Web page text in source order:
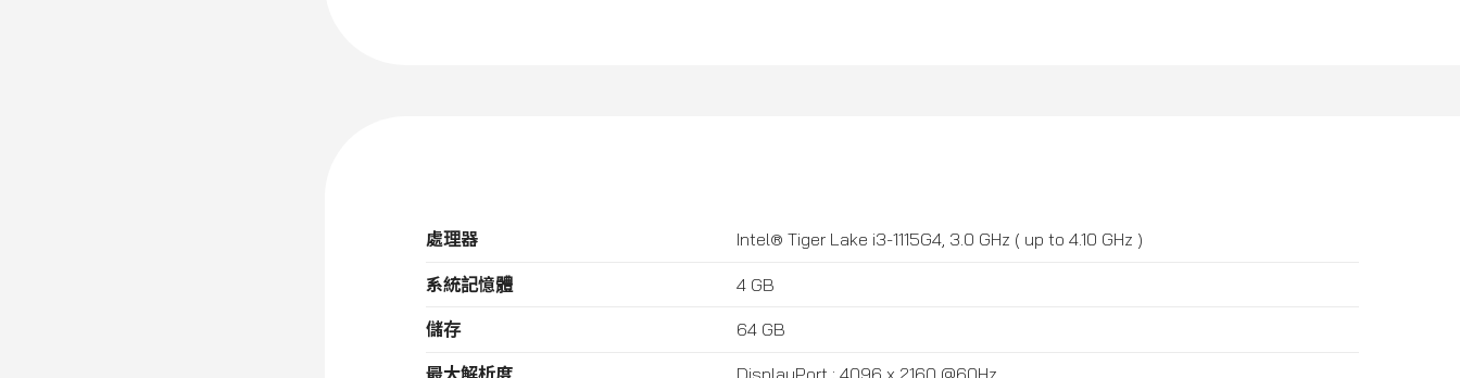
處理器 Intel® Tiger Lake i3-1115G4, 3.0 GHz ( up to 4.10 GHz )
系統記憶體 4 GB
儲存 64 GB